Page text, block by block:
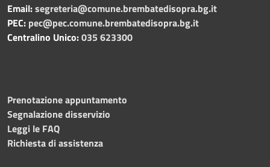
Email:segreteria@comune.brembatedisopra.bg.it
PEC: pec@pec.comune.brembatedisopra.bg.it
Centralino Unico:035 623300
Prenotazione appuntamento
Segnalazione disservizio
Leggi le FAQ
Richiesta di assistenza